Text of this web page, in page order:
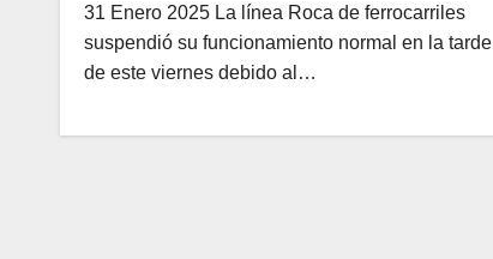
31 Enero 2025 La línea Roca de ferrocarriles
suspendió su funcionamiento normal en la tarde
de este viernes debido al…